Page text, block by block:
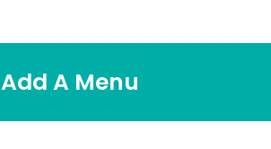
Add A Menu